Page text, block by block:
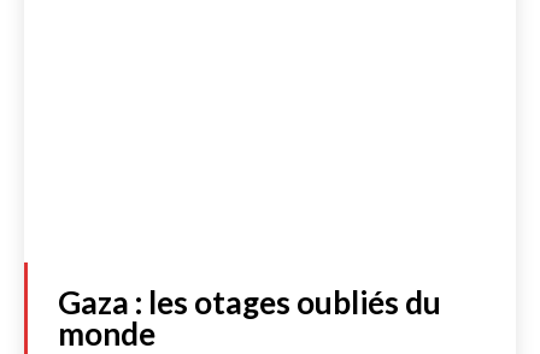
Gaza : les otages oubliés du
monde